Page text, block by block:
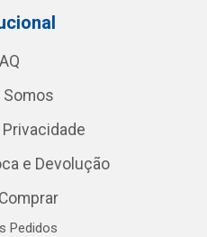
Somos
e Devolução
Pedidos